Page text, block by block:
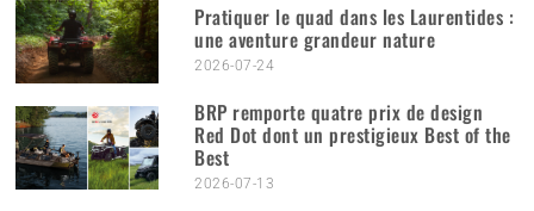
Pratiquer le quad dans les Laurentides :
une aventure grandeur nature
2026-07-24
BRP remporte quatre prix de design
Red Dot dont un prestigieux Best of the
Best
2026-07-13